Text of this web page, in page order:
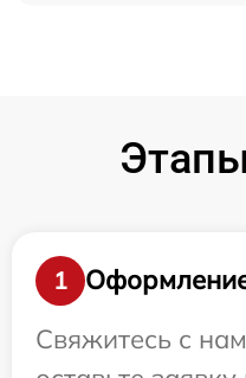
1
Свяжитесь с